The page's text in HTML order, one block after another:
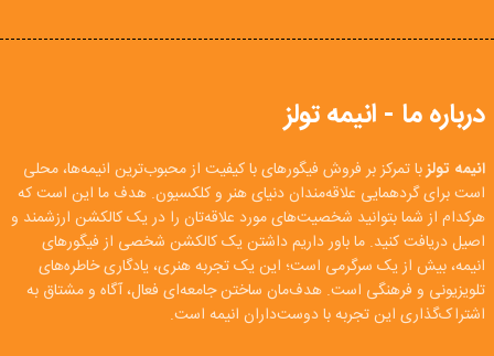
درباره ما - انیمه تولز
انیمه تولزبا تمرکز بر فروش فیگورهای با کیفیت از محبوب‌ترین انیمه‌ها، محلی
است برای گردهمایی علاقه‌مندان دنیای هنر و کلکسیون. هدف ما این است که
هرکدام از شما بتوانید شخصیت‌های مورد علاقه‌تان را در یک کالکشن ارزشمند و
اصیل دریافت کنید. ما باور داریم داشتن یک کالکشن شخصی از فیگورهای
انیمه، بیش از یک سرگرمی است؛ این یک تجربه هنری، یادگاری خاطره‌های
تلویزیونی و فرهنگی است. هدف‌مان ساختن جامعه‌ای فعال، آگاه و مشتاق به
اشتراک‌گذاری این تجربه با دوست‌داران انیمه است.